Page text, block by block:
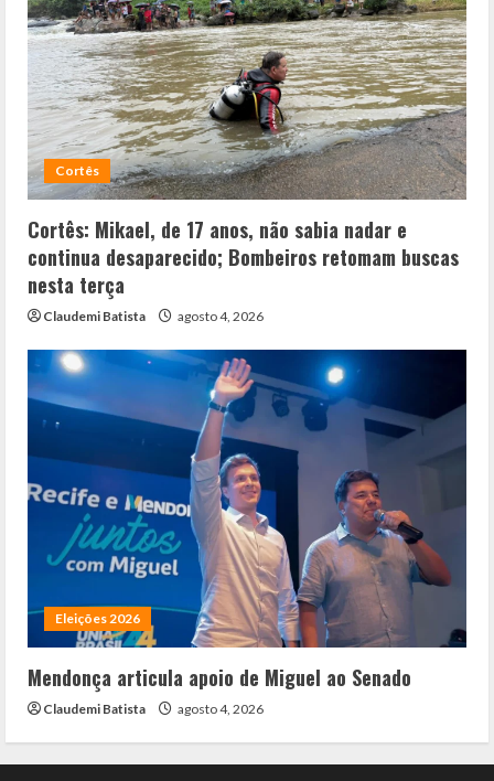
Cortês
Cortês: Mikael, de 17 anos, não sabia nadar e
continua desaparecido; Bombeiros retomam buscas
nesta terça
Claudemi Batista agosto 4, 2026
Eleições 2026
Mendonça articula apoio de Miguel ao Senado
Claudemi Batista agosto 4, 2026